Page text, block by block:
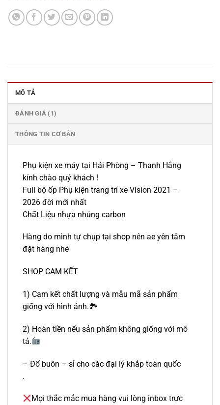
MÔ TẢ
ĐÁNH GIÁ (1)
THÔNG TIN CƠ BẢN
Phụ kiện xe máy tại Hải Phòng – Thanh Hằng
kính chào quý khách !
Full bộ ốp Phụ kiện trang trí xe Vision 2021 –
2026 đời mới nhất
Chất Liệu nhựa nhúng carbon
Hàng do mình tự chụp tại shop nên ae yên tâm
đặt hàng nhé
SHOP CAM KẾT
1) Cam kết chất lượng và mẫu mã sản phẩm
giống với hình ảnh.🏞
2) Hoàn tiền nếu sản phẩm không giống với mô
tả.
– Đổ buôn – sỉ cho các đại lý khắp toàn quốc
.
Mọi thắc mắc mua hàng vui lòng inbox trực